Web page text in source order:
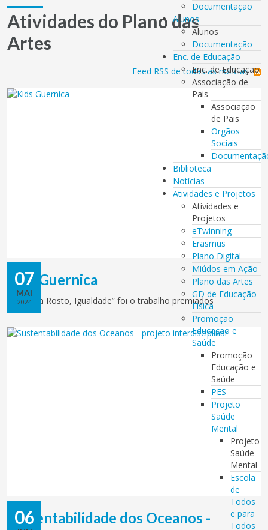
Documentação
Alunos
Alunos
Documentação
Enc. de Educação
Enc. de Educação
Associação de
Pais
Associação
de Pais
Orgãos
Sociais
Biblioteca
Notícias
Atividades e Projetos
Atividades e
Projetos
eTwinning
Erasmus
Plano Digital
Miúdos em Ação
Plano das Artes
GD de Educação
Física
Promoção
Educação e
Saúde
Promoção
Educação e
Saúde
PES
Projeto
Saúde
Mental
Projeto
Saúde
Mental
Escola
de
Todos
e para
Todos
Atividades do Plano das
Artes
Feed RSS de todas as notícias
07
MAI
2024
Kids Guernica
“Em cada Rosto, Igualdade” foi o trabalho premiados
06
Sustentabilidade dos Oceanos -